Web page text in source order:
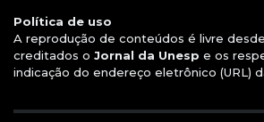
Política de uso
A reprodução de conteúdos é livre
creditados o Jornal da Unesp e os
indicação do endereço eletrônico (URL)